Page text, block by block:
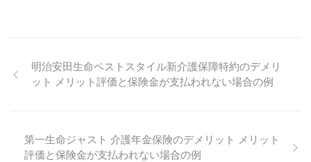
明治安田生命ベストスタイル新介護保障特約のデメリ
ット メリット評価と保険金が支払われない場合の例
第一生命ジャスト 介護年金保険のデメリット メリット
評価と保険金が支払われない場合の例